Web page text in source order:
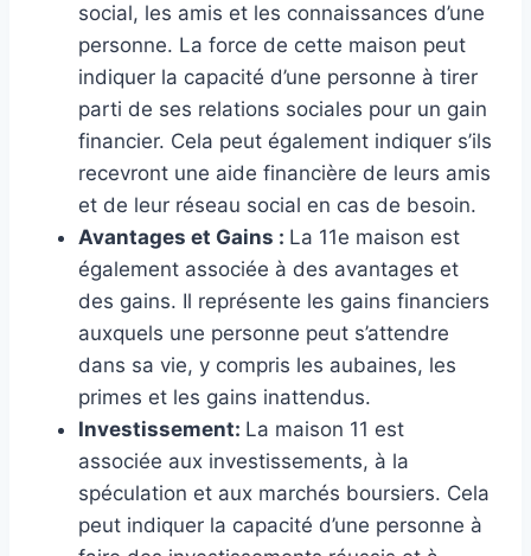
social, les amis et les connaissances d’une
personne. La force de cette maison peut
indiquer la capacité d’une personne à tirer
parti de ses relations sociales pour un gain
financier. Cela peut également indiquer s’ils
recevront une aide financière de leurs amis
et de leur réseau social en cas de besoin.
Avantages et Gains : La 11e maison est
également associée à des avantages et
des gains. Il représente les gains financiers
auxquels une personne peut s’attendre
dans sa vie, y compris les aubaines, les
primes et les gains inattendus.
Investissement: La maison 11 est
associée aux investissements, à la
spéculation et aux marchés boursiers. Cela
peut indiquer la capacité d’une personne à